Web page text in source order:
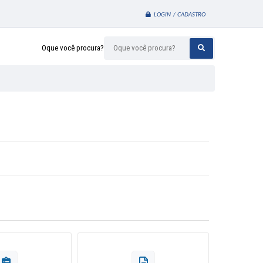
LOGIN / CADASTRO
Oque você procura?